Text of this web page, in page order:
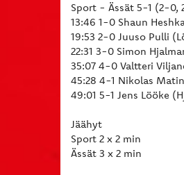
Sport - Ässät 5-1 (2-0,
13:46 1-0 Shaun
19:53 2-0 Juuso Pulli
22:31 3-0 Simon
35:07 4-0 Valtteri
45:28 4-1 Nikolas
49:01 5-1 Jens Lööke
Jäähyt
Sport 2 x 2 min
Ässät 3 x 2 min